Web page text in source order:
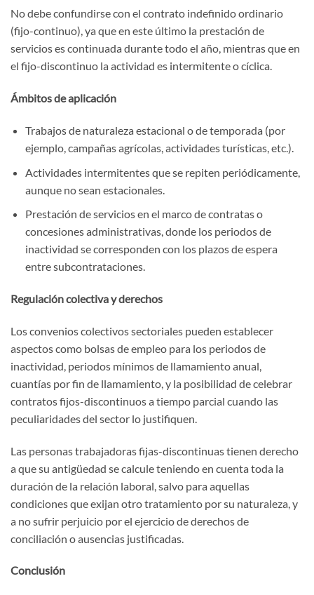
No debe confundirse con el contrato indefinido ordinario
(fijo-continuo), ya que en este último la prestación de
servicios es continuada durante todo el año, mientras que en
el fijo-discontinuo la actividad es intermitente o cíclica.
Ámbitos de aplicación
Trabajos de naturaleza estacional o de temporada (por
ejemplo, campañas agrícolas, actividades turísticas, etc.).
Actividades intermitentes que se repiten periódicamente,
aunque no sean estacionales.
Prestación de servicios en el marco de contratas o
concesiones administrativas, donde los periodos de
inactividad se corresponden con los plazos de espera
entre subcontrataciones.
Regulación colectiva y derechos
Los convenios colectivos sectoriales pueden establecer
aspectos como bolsas de empleo para los periodos de
inactividad, periodos mínimos de llamamiento anual,
cuantías por fin de llamamiento, y la posibilidad de celebrar
contratos fijos-discontinuos a tiempo parcial cuando las
peculiaridades del sector lo justifiquen.
Las personas trabajadoras fijas-discontinuas tienen derecho
a que su antigüedad se calcule teniendo en cuenta toda la
duración de la relación laboral, salvo para aquellas
condiciones que exijan otro tratamiento por su naturaleza, y
a no sufrir perjuicio por el ejercicio de derechos de
conciliación o ausencias justificadas.
Conclusión